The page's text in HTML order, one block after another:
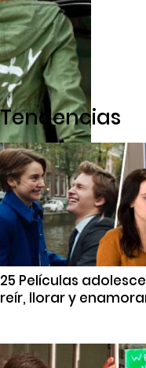
Tendencias
25 Películas
reír, llorar y